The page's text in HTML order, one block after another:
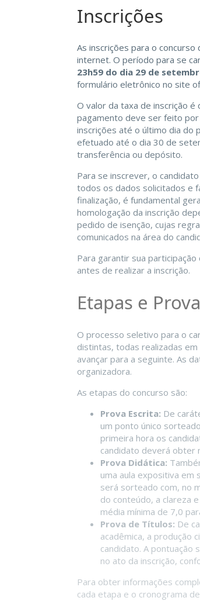
Inscrições
As inscrições para o
internet. O período para se
23h59 do dia 29 de
formulário eletrônico no site
O valor da taxa de inscrição é
pagamento deve ser feito
inscrições até o último dia
efetuado até o dia 30 de
transferência ou depósito.
Para se inscrever, o
todos os dados solicitados e
finalização, é fundamental
homologação da inscrição
pedido de isenção, cujas
comunicados na área do
Para garantir sua
antes de realizar a inscrição.
Etapas e
O processo seletivo para o
distintas, todas realizadas em
avançar para a seguinte. As
organizadora.
As etapas do concurso são:
Prova Escrita: De
um ponto único
primeira hora os
candidato deverá obter
Prova Didática:
uma aula expositiva em
será sorteado com, no
do conteúdo, a clareza
média mínima de 7,0
Prova de Títulos: De
acadêmica, a produção
candidato. A pontuação
no ato da inscrição,
Para obter informações
cada etapa e o cronograma